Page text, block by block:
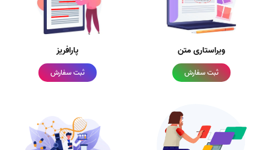
ویراستاری متن
ثبت سفارش
پارافریز
ثبت سفارش